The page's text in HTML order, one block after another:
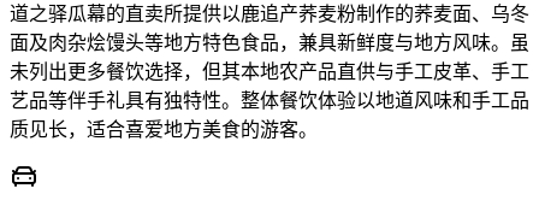
道之驿瓜幕的直卖所提供以鹿追产荞麦粉制作的荞麦面、乌冬
面及肉杂烩馒头等地方特色食品，兼具新鲜度与地方风味。虽
未列出更多餐饮选择，但其本地农产品直供与手工皮革、手工
艺品等伴手礼具有独特性。整体餐饮体验以地道风味和手工品
质见长，适合喜爱地方美食的游客。